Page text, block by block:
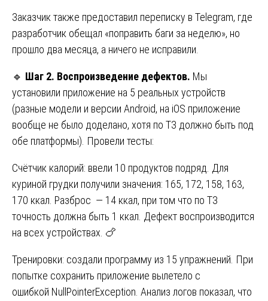
Заказчик также предоставил переписку в Telegram, где
разработчик обещал «поправить баги за неделю», но
прошло два месяца, а ничего не исправили.
🔹 Шаг 2. Воспроизведение дефектов. Мы
установили приложение на 5 реальных устройств
(разные модели и версии Android, на iOS приложение
вообще не было доделано, хотя по ТЗ должно быть под
обе платформы). Провели тесты:
Счётчик калорий: ввели 10 продуктов подряд. Для
куриной грудки получили значения: 165, 172, 158, 163,
170 ккал. Разброс — 14 ккал, при том что по ТЗ
точность должна быть 1 ккал. Дефект воспроизводится
на всех устройствах. 🍗
Тренировки: создали программу из 15 упражнений. При
попытке сохранить приложение вылетело с
ошибкой NullPointerException. Анализ логов показал, что